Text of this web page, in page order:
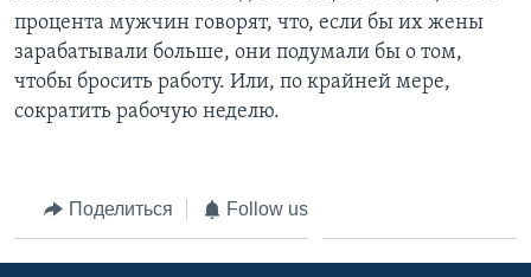
процента мужчин говорят, что, если бы их жены
зарабатывали больше, они подумали бы о том,
чтобы бросить работу. Или, по крайней мере,
сократить рабочую неделю.
Поделиться Follow us